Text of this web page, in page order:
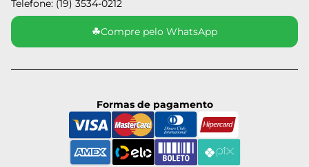
Telefone: (19) 3534-0212
☘Compre pelo WhatsApp
Formas de pagamento